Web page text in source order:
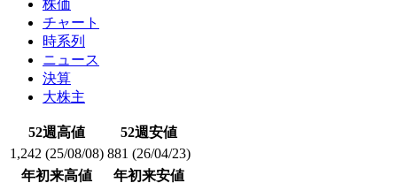
株価
チャート
時系列
ニュース
決算
大株主
52週高値
52週安値
1,242 (25/08/08) 881 (26/04/23)
年初来高値
年初来安値